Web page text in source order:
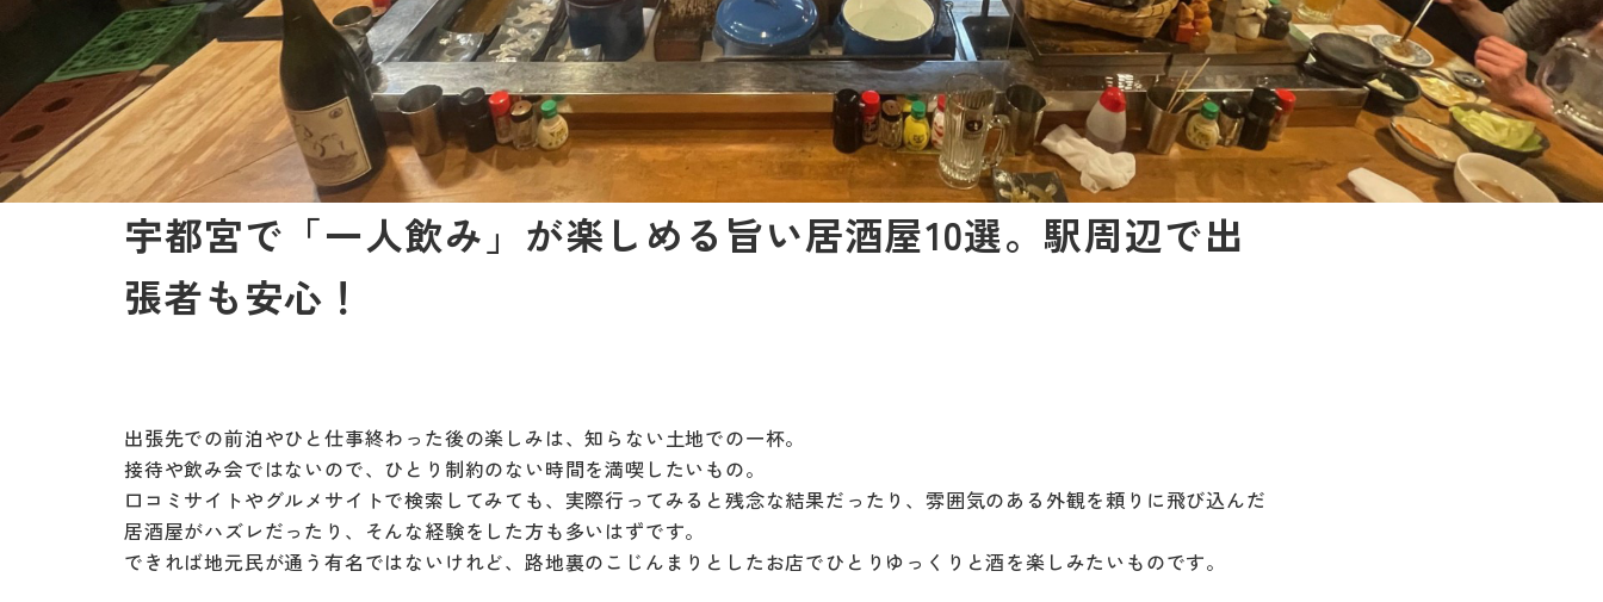
宇都宮で「一人飲み」が楽しめる旨い居酒屋10選。駅周辺で出
張者も安心！
出張先での前泊やひと仕事終わった後の楽しみは、知らない土地での一杯。
接待や飲み会ではないので、ひとり制約のない時間を満喫したいもの。
口コミサイトやグルメサイトで検索してみても、実際行ってみると残念な結果だったり、雰囲気のある外観を頼りに飛び込んだ
居酒屋がハズレだったり、そんな経験をした方も多いはずです。
できれば地元民が通う有名ではないけれど、路地裏のこじんまりとしたお店でひとりゆっくりと酒を楽しみたいものです。